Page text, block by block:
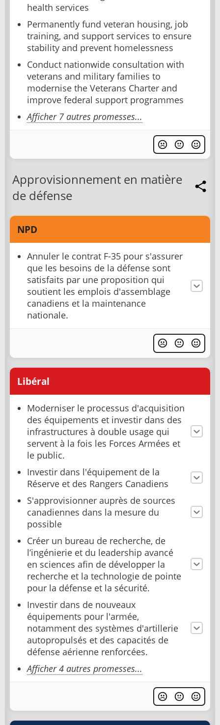
health services
Permanently fund veteran housing, job
training, and support services to ensure
stability and prevent homelessness
Conduct nationwide consultation with
veterans and military families to
modernise the Veterans Charter and
improve federal support programmes
Afficher 7 autres promesses...
Approvisionnement en matière
de défense
NPD
Annuler le contrat F-35 pour s'assurer
que les besoins de la défense sont
satisfaits par une proposition qui
soutient les emplois d'assemblage
canadiens et la maintenance
nationale.
Libéral
Moderniser le processus d'acquisition
des équipements et investir dans des
infrastructures à double usage qui
servent à la fois les Forces Armées et
le public.
Investir dans l'équipement de la
Réserve et des Rangers Canadiens
S'approvisionner auprès de sources
canadiennes dans la mesure du
possible
Créer un bureau de recherche, de
l’ingénierie et du leadership avancé
en sciences afin de développer la
recherche et la technologie de pointe
pour la défense et la sécurité.
Investir dans de nouveaux
équipements pour l'armée,
notamment des systèmes d'artillerie
autopropulsés et des capacités de
défense aérienne renforcées.
Afficher 4 autres promesses...